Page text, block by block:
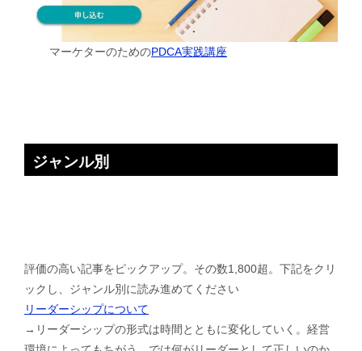
マーケターのためのPDCA実践講座
ジャンル別
評価の高い記事をピックアップ。その数1,800超。下記をクリ
ックし、ジャンル別に読み進めてください
リーダーシップについて
→リーダーシップの形式は時間とともに変化していく。経営